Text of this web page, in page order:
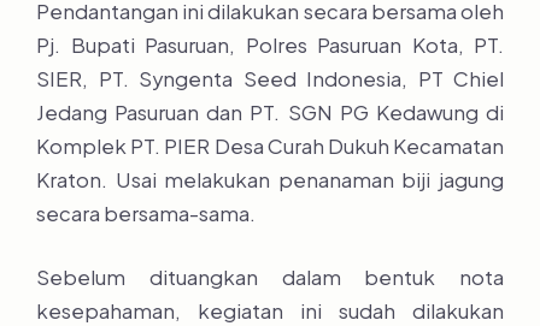
Pendantangan ini dilakukan secara bersama oleh
Pj. Bupati Pasuruan, Polres Pasuruan Kota, PT.
SIER, PT. Syngenta Seed Indonesia, PT Chiel
Jedang Pasuruan dan PT. SGN PG Kedawung di
Komplek PT. PIER Desa Curah Dukuh Kecamatan
Kraton. Usai melakukan penanaman biji jagung
secara bersama-sama.
Sebelum dituangkan dalam bentuk nota
kesepahaman, kegiatan ini sudah dilakukan